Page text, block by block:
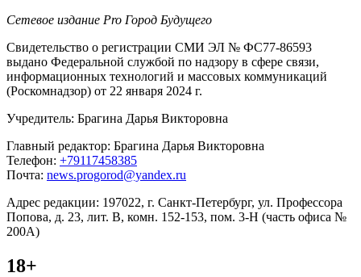
Сетевое издание Pro Город Будущего
Свидетельство о регистрации СМИ ЭЛ № ФС77-86593
выдано Федеральной службой по надзору в сфере связи,
информационных технологий и массовых коммуникаций
(Роскомнадзор) от 22 января 2024 г.
Учредитель: Брагина Дарья Викторовна
Главный редактор: Брагина Дарья Викторовна
Телефон: +79117458385
Почта: news.progorod@yandex.ru
Адрес редакции: 197022, г. Санкт-Петербург, ул. Профессора
Попова, д. 23, лит. В, комн. 152-153, пом. 3-Н (часть офиса №
200А)
18+